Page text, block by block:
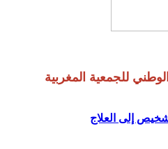
للجمعية المغربية
إلى العلاج